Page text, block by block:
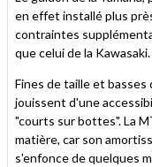
en effet installé plus
contraintes
que celui de la Kawasaki.
Fines de taille et basses
jouissent d'une
"courts sur bottes". La
matière, car son
s'enfonce de quelques